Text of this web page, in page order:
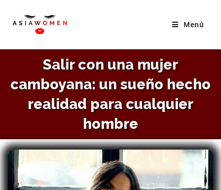
Menú
Salir con una mujer
camboyana: un sueño hecho
realidad para cualquier
hombre